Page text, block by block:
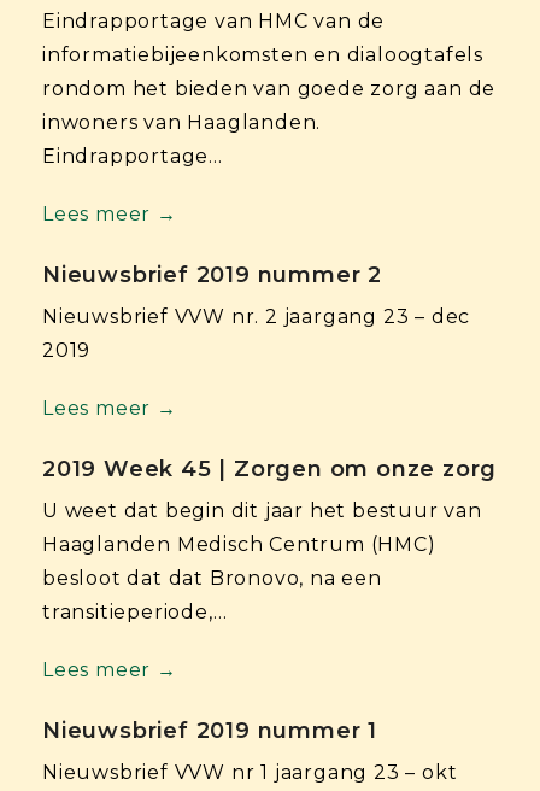
Eindrapportage van HMC van de
informatiebijeenkomsten en dialoogtafels
rondom het bieden van goede zorg aan de
inwoners van Haaglanden.
Eindrapportage…
Lees meer →
Nieuwsbrief 2019 nummer 2
Nieuwsbrief VVW nr. 2 jaargang 23 – dec
2019
Lees meer →
2019 Week 45 | Zorgen om onze zorg
U weet dat begin dit jaar het bestuur van
Haaglanden Medisch Centrum (HMC)
besloot dat dat Bronovo, na een
transitieperiode,…
Lees meer →
Nieuwsbrief 2019 nummer 1
Nieuwsbrief VVW nr 1 jaargang 23 – okt